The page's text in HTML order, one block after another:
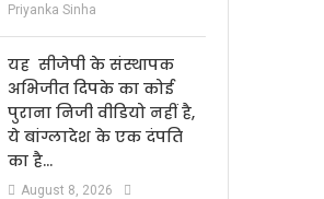
Priyanka Sinha
यह सीजेपी के संस्थापक
अभिजीत दिपके का कोई
पुराना निजी वीडियो नहीं है,
ये बांग्लादेश के एक दंपति
का है…
August 8, 2026